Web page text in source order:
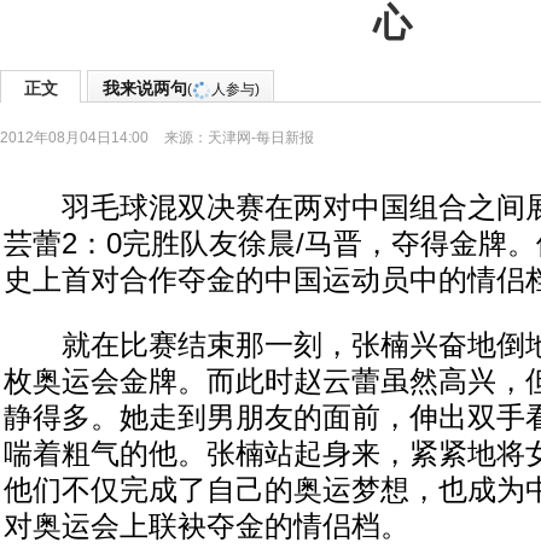
心
正文 我来说两句( 人参与)
2012年08月04日14:00 来源： 天津网-每日新报
羽毛球混双决赛在两对中国组合之间
芸蕾2：0完胜队友徐晨/马晋，夺得金牌
史上首对合作夺金的中国运动员中的情侣
就在比赛结束那一刻，张楠兴奋地倒
枚奥运会金牌。而此时赵云蕾虽然高兴，
静得多。她走到男朋友的面前，伸出双手
喘着粗气的他。张楠站起身来，紧紧地将
他们不仅完成了自己的奥运梦想，也成为
对奥运会上联袂夺金的情侣档。